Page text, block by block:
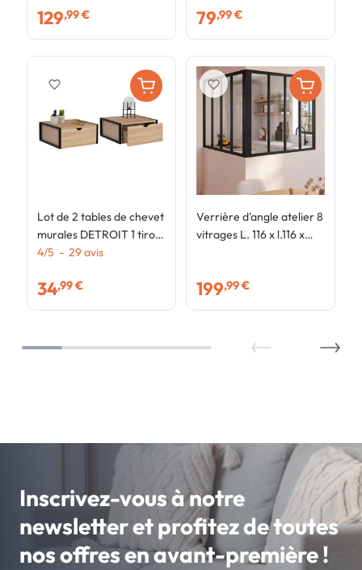
plateau effet marbre
cm
129,99 €
Lot de 2 tables de chevet
murales DETROIT 1 tiroir
étagère suspendue bois
industriel
4/5 - 29avis
34,99 €
favorite_border
79,99 €
Verrière d'angle atelier 8
vitrages L. 116 x l.116 x
199,99 €
favorite_border
Inscrivez-vous à notre
newsletter et profitez de toutes
nos offres en avant-première !